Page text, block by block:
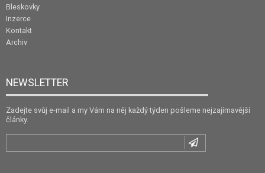
Bleskovky
Inzerce
Kontakt
Archiv
NEWSLETTER
Zadejte svůj e-mail a my Vám na něj každý týden pošleme nejzajímavější
články.